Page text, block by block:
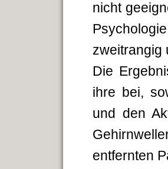
nicht
zweitrangig
Die
ihre bei,
und den
entfernten